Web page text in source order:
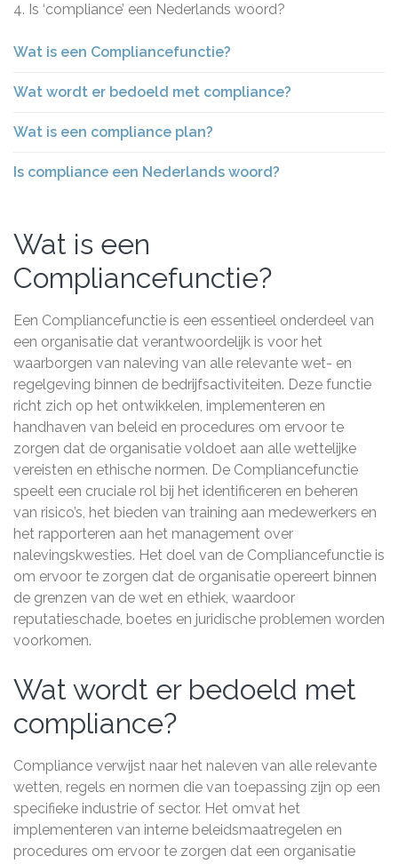
4. Is ‘compliance’ een Nederlands woord?
Wat is een Compliancefunctie?
Wat wordt er bedoeld met compliance?
Wat is een compliance plan?
Is compliance een Nederlands woord?
Wat is een
Compliancefunctie?
Een Compliancefunctie is een essentieel onderdeel van
een organisatie dat verantwoordelijk is voor het
waarborgen van naleving van alle relevante wet- en
regelgeving binnen de bedrijfsactiviteiten. Deze functie
richt zich op het ontwikkelen, implementeren en
handhaven van beleid en procedures om ervoor te
zorgen dat de organisatie voldoet aan alle wettelijke
vereisten en ethische normen. De Compliancefunctie
speelt een cruciale rol bij het identificeren en beheren
van risico’s, het bieden van training aan medewerkers en
het rapporteren aan het management over
nalevingskwesties. Het doel van de Compliancefunctie is
om ervoor te zorgen dat de organisatie opereert binnen
de grenzen van de wet en ethiek, waardoor
reputatieschade, boetes en juridische problemen worden
voorkomen.
Wat wordt er bedoeld met
compliance?
Compliance verwijst naar het naleven van alle relevante
wetten, regels en normen die van toepassing zijn op een
specifieke industrie of sector. Het omvat het
implementeren van interne beleidsmaatregelen en
procedures om ervoor te zorgen dat een organisatie